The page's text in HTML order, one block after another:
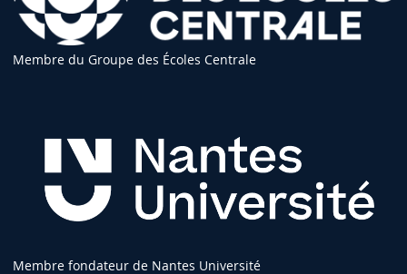
Membre du Groupe des Écoles Centrale
Membre fondateur de Nantes Université